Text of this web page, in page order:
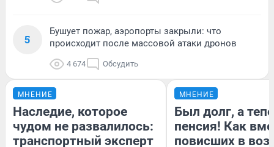
5
Бушует пожар, аэропорты закрыли: что
происходит после массовой атаки дронов
4 674 Обсудить
МНЕНИЕ
Наследие, которое
чудом не развалилось:
транспортный эксперт
МНЕНИЕ
Был долг, а
пенсия! Как
повисших в